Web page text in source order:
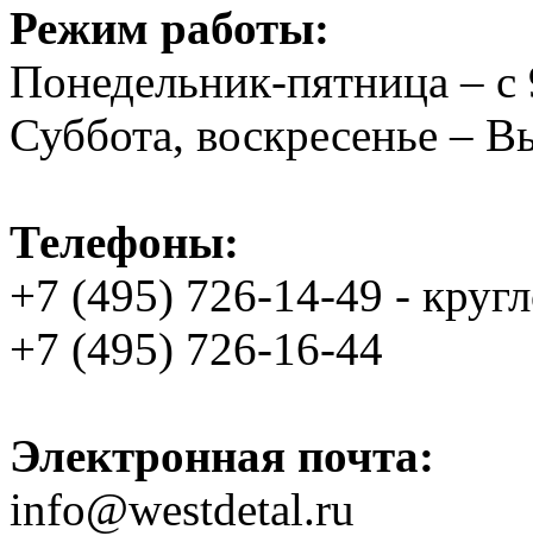
Режим работы:
Понедельник-пятница –
Суббота, воскресенье –
Телефоны:
+7 (495) 726-14-49 -
+7 (495) 726-16-44
Электронная почта:
info@westdetal.ru